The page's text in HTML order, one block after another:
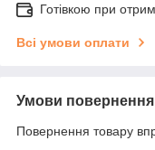
Готівкою при
Всі умови оплати
Умови повернення
Повернення товару